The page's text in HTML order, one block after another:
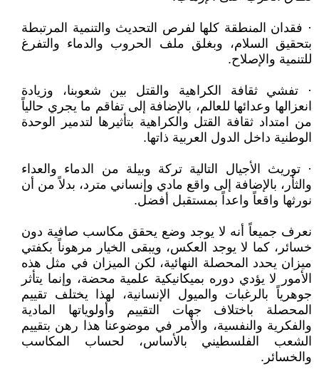
· فقدان المنطقة كلها لفرص التحديث والتنمية المرتبطة
بتحقيق السلام، وبغلق ملف الحروب والدماء والتفرغ
للتنمية والإصلاح.
· تفشي ثقافة الكراهية والقتل بين شعوبنا، وزيادة
انعزالها وعدائها للعالم، بالإضافة إلى تفاقم ما يجري حالياً
من امتداد ثقافة القتل والكراهية بتأثيرها لتدمير الوحدة
الوطنية داخل الدول العربية ذاتها.
· توريث الأجيال التالية تركة وبيلة من الدماء والعداء
والثأر، بالإضافة إلى واقع مادي وإنساني مترد، بدلاً من أن
نورثها واقعاً واعداً بمستقبل أفضل.
نعرف جميعاً أنه لا يوجد وضع يحقق مكاسب صافية دون
خسائر، كما لا يوجد العكس، ويبقى الخيار مرهوناً بكفتي
ميزان يحدد المحصلة النهائية، لكن الميزان في مثل هذه
الأمور لا يؤدي دوره بميكانيكية علمية محضة، وإنما يتأثر
جوهرياً بالرغبات والميول الإنسانية، لهذا يختلف تقييم
المحصلة باختلاف جهات التقييم وأولوياتها المادية
والفكرية والنفسية، والأمر في موضوعنا هذا رهن بتقييم
الشعب الفلسطيني بالأساس، لحساب المكاسب
والخسائر.